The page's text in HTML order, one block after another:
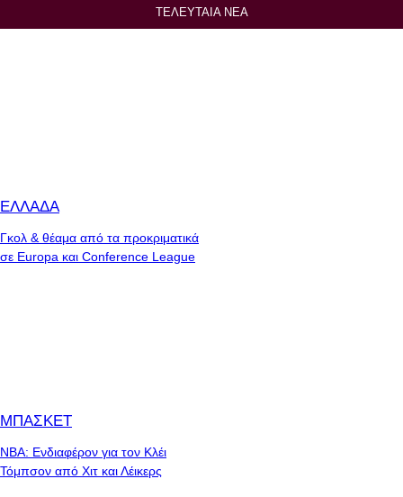
ΤΕΛΕΥΤΑΙΑ ΝΕΑ
ΕΛΛΑΔΑ
Γκολ & θέαμα από τα προκριματικά
σε Europa και Conference League
ΜΠΑΣΚΕΤ
NBA: Ενδιαφέρον για τον Κλέι
Τόμπσον από Χιτ και Λέικερς